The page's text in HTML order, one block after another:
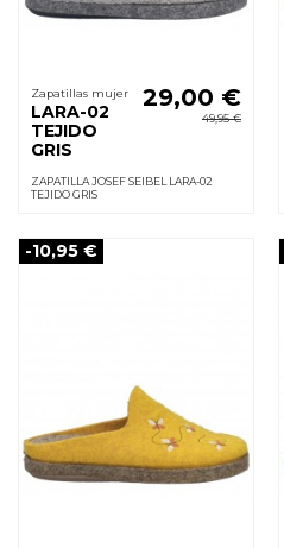
Zapatillas mujer
LARA-02
TEJIDO
GRIS
29,00 €
49,95 €
ZAPATILLA JOSEF SEIBEL LARA-02
TEJIDO GRIS
-10,95 €